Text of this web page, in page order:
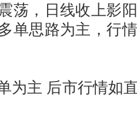
荡，日线收上影
单思路为主，行
主 后市行情如